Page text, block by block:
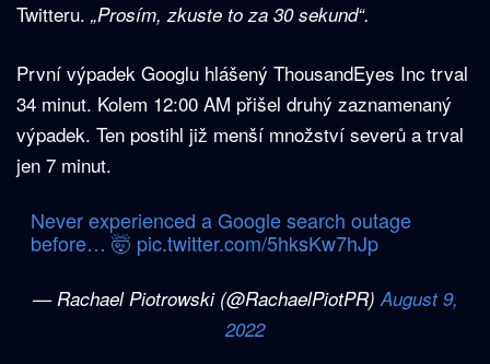
Twitteru. „Prosím, zkuste to za 30 sekund“.
První výpadek Googlu hlášený ThousandEyes Inc trval
34 minut. Kolem 12:00 AM přišel druhý zaznamenaný
výpadek. Ten postihl již menší množství severů a trval
jen 7 minut.
Never experienced a Google search outage
before… 🤯 pic.twitter.com/5hksKw7hJp
— Rachael Piotrowski (@RachaelPiotPR)August 9,
2022